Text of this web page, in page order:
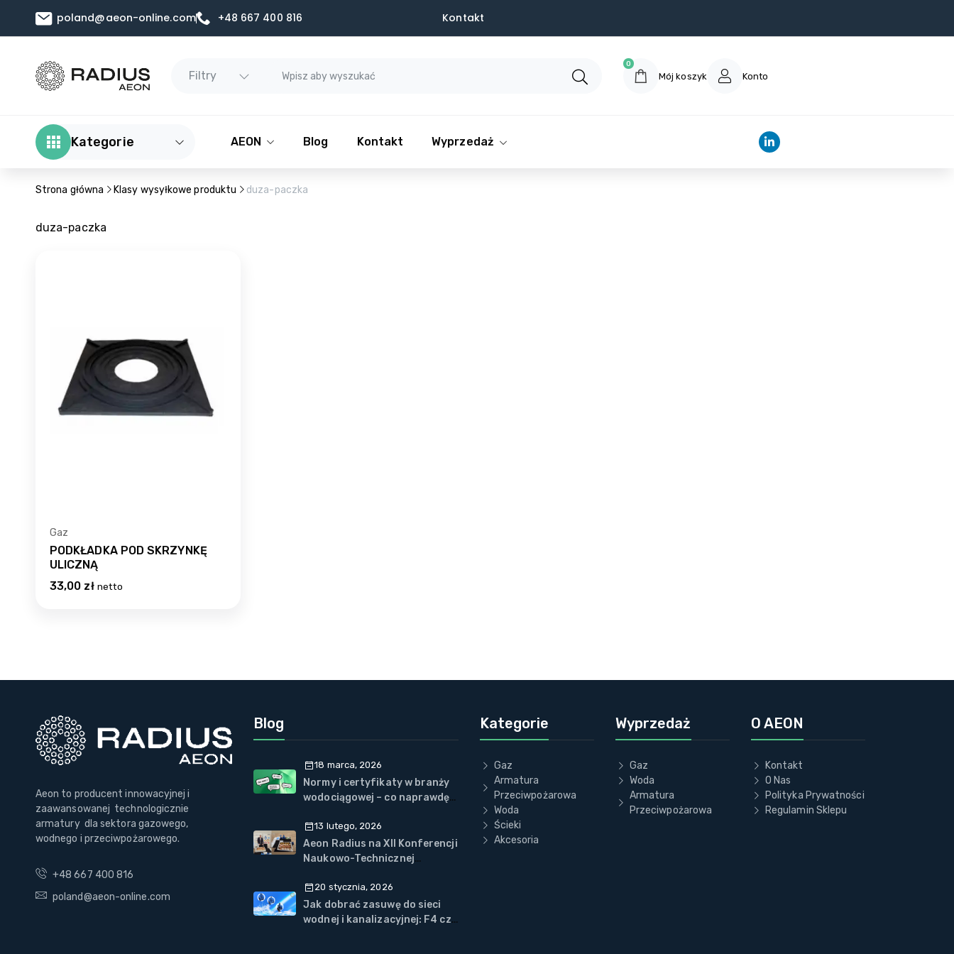
poland@aeon-online.com +48 667 400 816 Kontakt
Filtry
0
Mój koszyk Konto
Kategorie AEON Blog Kontakt Wyprzedaż
Strona główna Klasy wysyłkowe produktu duza-paczka
duza-paczka
Gaz
PODKŁADKA POD SKRZYNKĘ
ULICZNĄ
33,00 zł netto
Aeon to producent innowacyjnej i
zaawansowanej technologicznie
armatury dla sektora gazowego,
wodnego i przeciwpożarowego.
+48 667 400 816
poland@aeon-online.com
Blog
18 marca, 2026
Normy i certyfikaty w branży
wodociągowej – co naprawdę
13 lutego, 2026
Aeon Radius na XII Konferencji
Naukowo-Technicznej
przedsiębiorstwem WOD-KAN”
w Wiśle
20 stycznia, 2026
Jak dobrać zasuwę do sieci
wodnej i kanalizacyjnej: F4 czy
Kategorie
Gaz
Armatura
Przeciwpożarowa
Woda
Ścieki
Akcesoria
Wyprzedaż
Gaz
Woda
Armatura
Przeciwpożarowa
O AEON
Kontakt
O Nas
Polityka Prywatności
Regulamin Sklepu